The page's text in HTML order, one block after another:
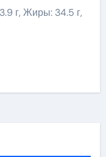
г, Жиры: 34.5 г,